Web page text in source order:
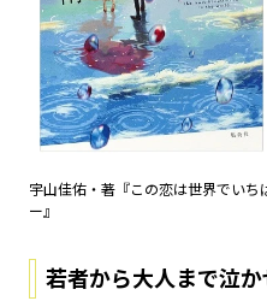
宇山佳佑・著『この恋は世界でい
ー』
若者から大人まで泣